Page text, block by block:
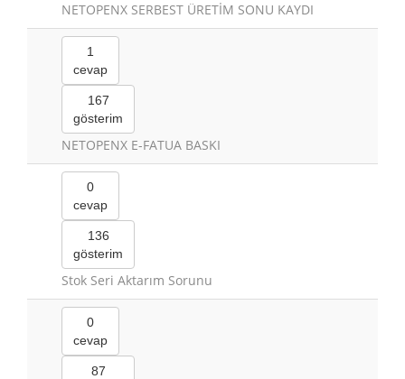
NETOPENX SERBEST ÜRETİM SONU KAYDI
1
cevap
167
gösterim
NETOPENX E-FATUA BASKI
0
cevap
136
gösterim
Stok Seri Aktarım Sorunu
0
cevap
87